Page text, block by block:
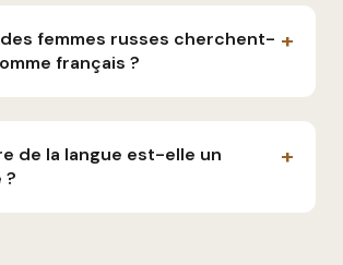
femmes russes cherchent-
français ?
+
de la langue est-elle un
?
+